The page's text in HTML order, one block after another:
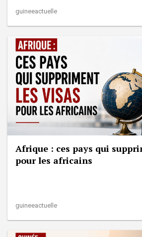
guineeactuelle
Afrique : ces pays qui
pour les africains
guineeactuelle